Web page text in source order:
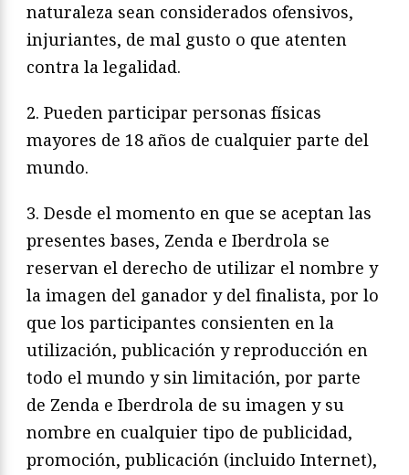
naturaleza sean considerados ofensivos,
injuriantes, de mal gusto o que atenten
contra la legalidad.
2. Pueden participar personas físicas
mayores de 18 años de cualquier parte del
mundo.
3. Desde el momento en que se aceptan las
presentes bases, Zenda e Iberdrola se
reservan el derecho de utilizar el nombre y
la imagen del ganador y del finalista, por lo
que los participantes consienten en la
utilización, publicación y reproducción en
todo el mundo y sin limitación, por parte
de Zenda e Iberdrola de su imagen y su
nombre en cualquier tipo de publicidad,
promoción, publicación (incluido Internet),